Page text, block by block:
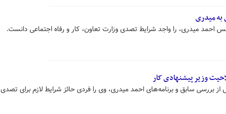
به میدری
میدری، را واجد شرایط تصدی وزارت تعاون، کار و رفاه اجتماعی دانست.
وزیر پیشنهادی کار
سابق و برنامه‌های احمد میدری، وی را فردی حائز شرایط لازم برای تصدی